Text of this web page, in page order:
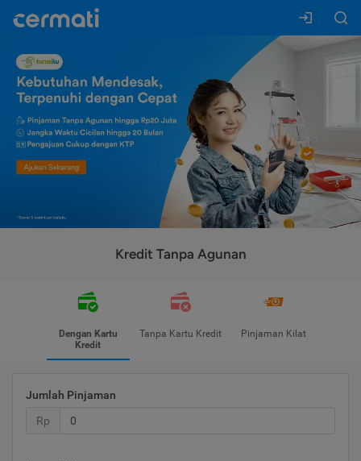
Kredit Tanpa Agunan
Dengan Kartu
Kredit
Tanpa Kartu Kredit Pinjaman Kilat
Jumlah Pinjaman
Rp